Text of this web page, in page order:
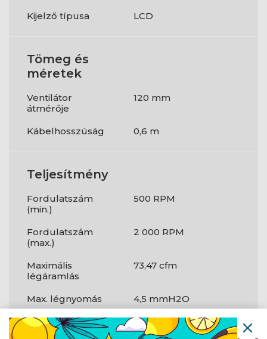
Kijelző típusa
LCD
Tömeg és
méretek
Ventilátor
átmérője
120 mm
Kábelhosszúság 0,6 m
Teljesítmény
Fordulatszám
(min.)
500 RPM
Fordulatszám
(max.)
2 000 RPM
Maximális
légáramlás
73,47 cfm
Max. légnyomás
4,5 mmH2O
Ventilátorcsapágy
technológia
Dinamikus
folyadékcsapágy